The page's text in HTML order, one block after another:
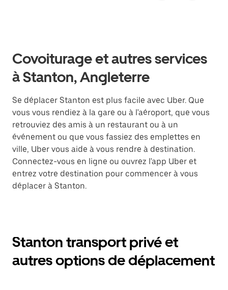
Covoiturage et autres services
à Stanton, Angleterre
Se déplacer Stanton est plus facile avec Uber. Que
vous vous rendiez à la gare ou à l'aéroport, que vous
retrouviez des amis à un restaurant ou à un
événement ou que vous fassiez des emplettes en
ville, Uber vous aide à vous rendre à destination.
Connectez-vous en ligne ou ouvrez l'app Uber et
entrez votre destination pour commencer à vous
déplacer à Stanton.
Stanton transport privé et
autres options de déplacement